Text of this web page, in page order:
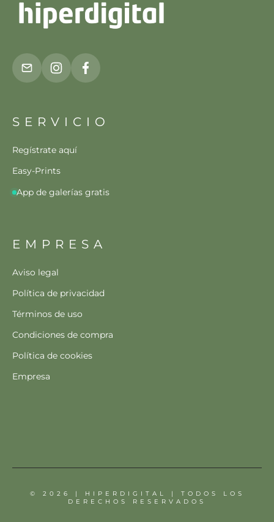
SERVICIO
Regístrate aquí
Easy-Prints
App de galerías gratis
EMPRESA
Aviso legal
Política de privacidad
Términos de uso
Condiciones de compra
Política de cookies
Empresa
© 2026 | HIPERDIGITAL | TODOS LOS
DERECHOS RESERVADOS